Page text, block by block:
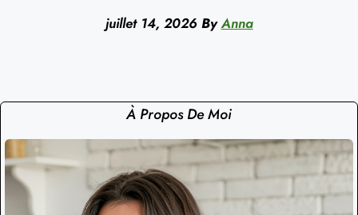
juillet 14, 2026 By Anna
À Propos De Moi